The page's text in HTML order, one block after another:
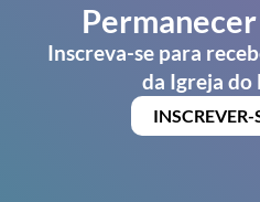
Inscreva-se para
da Igreja do
INSCREVER-